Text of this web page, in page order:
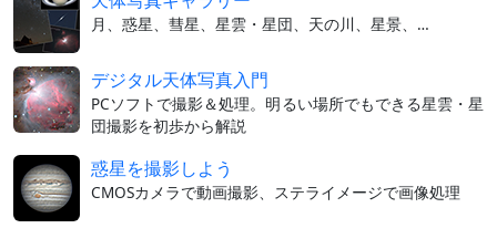
月、惑星、彗星、星雲・星団、天の川、星景、…
デジタル天体写真入門
PCソフトで撮影＆処理。明るい場所でもできる星雲・星
団撮影を初歩から解説
惑星を撮影しよう
CMOSカメラで動画撮影、ステライメージで画像処理